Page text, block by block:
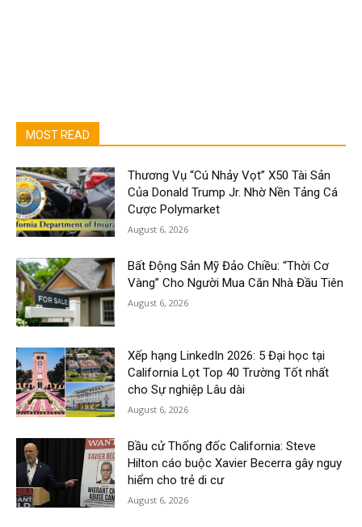
MOST READ
Thương Vụ “Cú Nhảy Vọt” X50 Tài Sản
Của Donald Trump Jr. Nhờ Nền Tảng Cá
Cược Polymarket
August 6, 2026
Bất Động Sản Mỹ Đảo Chiều: “Thời Cơ
Vàng” Cho Người Mua Căn Nhà Đầu Tiên
August 6, 2026
Xếp hạng LinkedIn 2026: 5 Đại học tại
California Lọt Top 40 Trường Tốt nhất
cho Sự nghiệp Lâu dài
August 6, 2026
Bầu cử Thống đốc California: Steve
Hilton cáo buộc Xavier Becerra gây nguy
hiểm cho trẻ di cư
August 6, 2026